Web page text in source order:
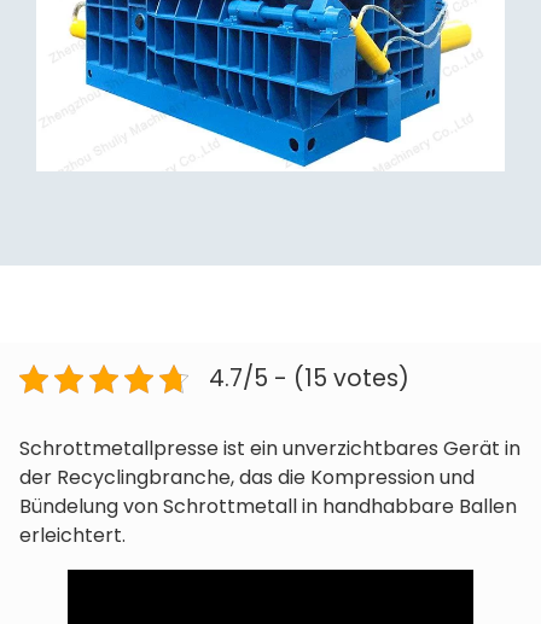
4.7/5 - (15 votes)
Schrottmetallpresse ist ein unverzichtbares Gerät in
der Recyclingbranche, das die Kompression und
Bündelung von Schrottmetall in handhabbare Ballen
erleichtert.